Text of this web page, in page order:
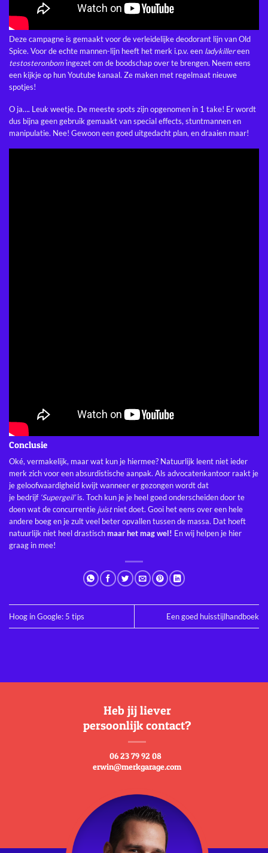
Deze campagne is gemaakt voor de verleidelijke deodorant lijn van Old
Spice. Voor de echte mannen-lijn heeft het merk i.p.v. een ladykillereen
testosteronbom ingezet om de boodschap over te brengen. Neem eens
een kijkje op hunYoutube kanaal. Ze maken met regelmaat nieuwe
spotjes!
O ja…. Leuk weetje. De meeste spots zijn opgenomen in 1 take! Er wordt
dus bijna geen gebruik gemaakt van special effects, stuntmannen en
manipulatie. Nee! Gewoon een goed uitgedacht plan, en draaien maar!
Conclusie
Oké, vermakelijk, maar wat kun je hiermee? Natuurlijk leent niet ieder
merk zich voor een absurdistische aanpak. Als advocatenkantoor raakt je
je geloofwaardigheid kwijt wanneer er gezongen wordt dat
je bedrijf ‘Supergeil’is. Toch kun je je heel goed onderscheiden door te
doen wat de concurrentie juistniet doet. Gooi het eens over een hele
andere boeg en je zult veel beter opvallen tussen de massa. Dat hoeft
natuurlijk niet heel drastischmaar het mag wel! Enwij helpen je hier
graag in mee!
Hoog in Google: 5 tips Een goed huisstijlhandboek
Heb jij liever
persoonlijk contact?
06 23 79 92 08
erwin@merkgarage.com